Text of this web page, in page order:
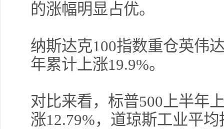
的涨幅明显占优。
纳斯达克100指数重仓英伟
年累计上涨19.9%。
对比来看，标普500上半年
涨12.79%，道琼斯工业平